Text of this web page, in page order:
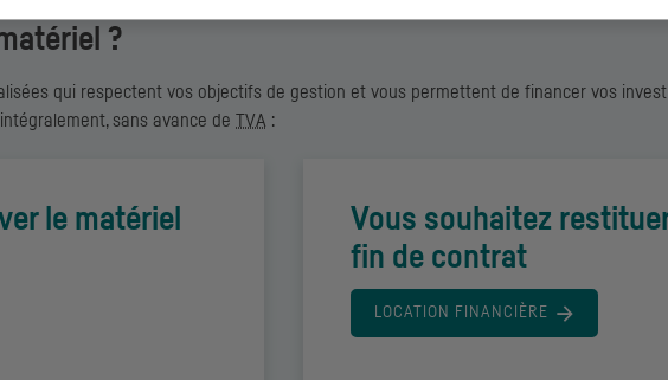
?
qui respectent vos objectifs de gestion et vous permettent de financer vos
sans avance de TVA :
le matériel
Vous souhaitez
fin de contrat
LOCATION FINANCIÈRE